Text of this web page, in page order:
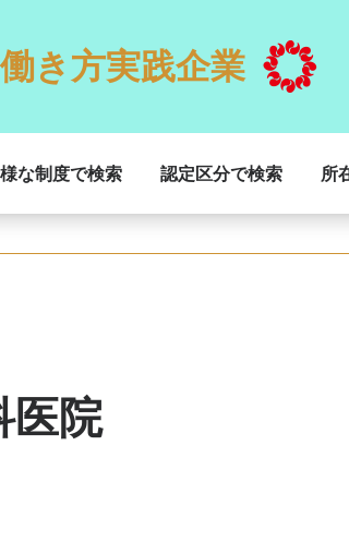
き方実践企業
な制度で検索 認定区分で検索 所
医院